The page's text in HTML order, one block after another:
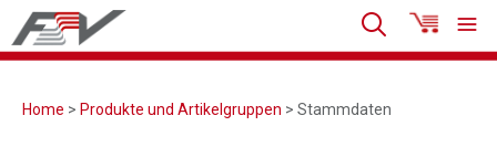
Home > Produkte und Artikelgruppen > Stammdaten